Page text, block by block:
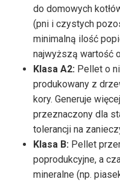
do domowych
(pni i czystych
minimalną ilość
najwyższą wartość
Klasa A2: Pellet o
produkowany z
kory. Generuje
przeznaczony dla
tolerancji na
Klasa B: Pellet
poprodukcyjne, a
mineralne (np.